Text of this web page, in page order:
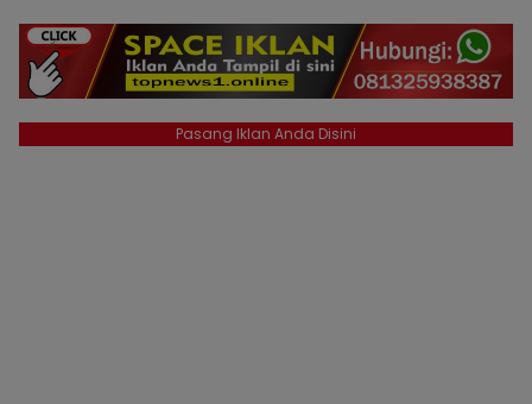
Pasang Iklan Anda Disini